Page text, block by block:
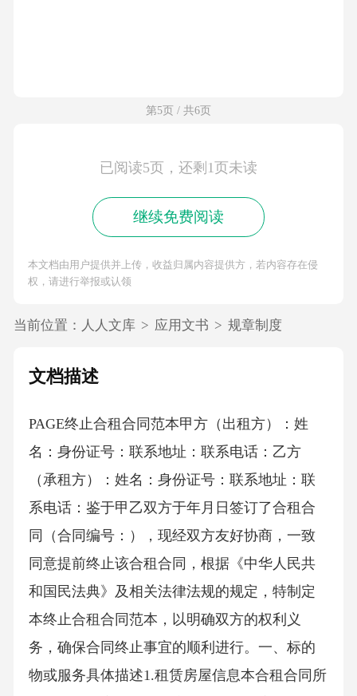
第5页 / 共6页
已阅读5页，还剩1页未读
继续免费阅读
本文档由用户提供并上传，收益归属内容提供方，若内容存在侵
权，请进行举报或认领
当前位置： 人人文库 > 应用文书 > 规章制度
文档描述
PAGE终止合租合同范本 甲方（出租方）：姓
名：身份证号：联系地址：联系电话：乙方
（承租方）：姓名：身份证号：联系地址：联
系电话：鉴于甲乙双方于年月日签订了合租合
同（合同编号：），现经双方友好协商，一致
同意提前终止该合租合同，根据《中华人民共
和国民法典》及相关法律法规的规定，特制定
本终止合租合同范本，以明确双方的权利义
务，确保合同终止事宜的顺利进行。一、标的
物或服务具体描述1.租赁房屋信息本合租合同所